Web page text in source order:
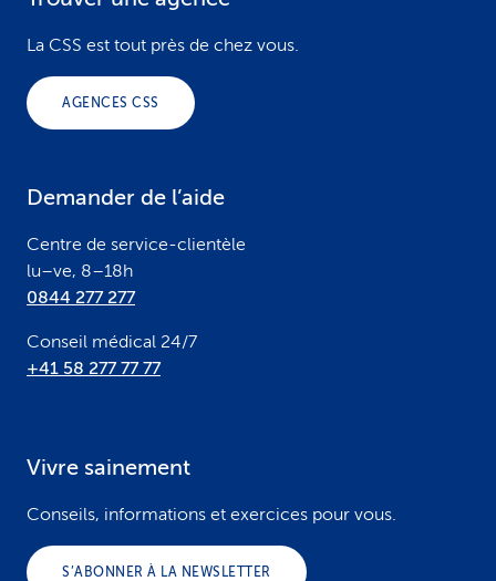
La CSS est tout près de chez vous.
AGENCES CSS
Demander de l’aide
Centre de service-clientèle
lu–ve, 8–18h
0844 277 277
Conseil médical 24/7
+41 58 277 77 77
Vivre sainement
Conseils, informations et exercices pour vous.
S’ABONNER À LA NEWSLETTER